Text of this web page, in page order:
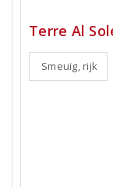
Terre Al
Smeuïg, rijk